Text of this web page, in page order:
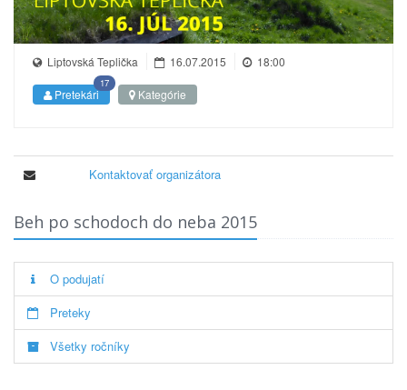
Liptovská Teplička 16.07.2015 18:00
Pretekári
17
Kategórie
Kontaktovať organizátora
Beh po schodoch do neba 2015
O podujatí
Preteky
Všetky ročníky